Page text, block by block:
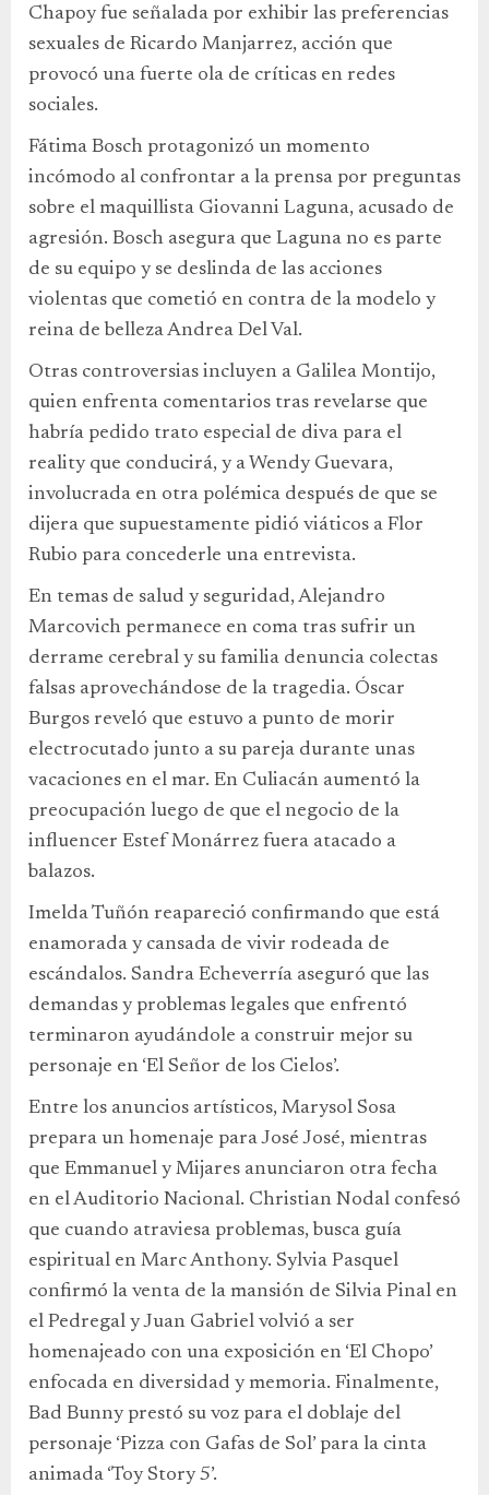
Chapoy fue señalada por exhibir las preferencias
sexuales de Ricardo Manjarrez, acción que
provocó una fuerte ola de críticas en redes
sociales.
Fátima Bosch protagonizó un momento
incómodo al confrontar a la prensa por preguntas
sobre el maquillista Giovanni Laguna, acusado de
agresión. Bosch asegura que Laguna no es parte
de su equipo y se deslinda de las acciones
violentas que cometió en contra de la modelo y
reina de belleza Andrea Del Val.
Otras controversias incluyen a Galilea Montijo,
quien enfrenta comentarios tras revelarse que
habría pedido trato especial de diva para el
reality que conducirá, y a Wendy Guevara,
involucrada en otra polémica después de que se
dijera que supuestamente pidió viáticos a Flor
Rubio para concederle una entrevista.
En temas de salud y seguridad, Alejandro
Marcovich permanece en coma tras sufrir un
derrame cerebral y su familia denuncia colectas
falsas aprovechándose de la tragedia. Óscar
Burgos reveló que estuvo a punto de morir
electrocutado junto a su pareja durante unas
vacaciones en el mar. En Culiacán aumentó la
preocupación luego de que el negocio de la
influencer Estef Monárrez fuera atacado a
balazos.
Imelda Tuñón reapareció confirmando que está
enamorada y cansada de vivir rodeada de
escándalos. Sandra Echeverría aseguró que las
demandas y problemas legales que enfrentó
terminaron ayudándole a construir mejor su
personaje en ‘El Señor de los Cielos’.
Entre los anuncios artísticos, Marysol Sosa
prepara un homenaje para José José, mientras
que Emmanuel y Mijares anunciaron otra fecha
en el Auditorio Nacional. Christian Nodal confesó
que cuando atraviesa problemas, busca guía
espiritual en Marc Anthony. Sylvia Pasquel
confirmó la venta de la mansión de Silvia Pinal en
el Pedregal y Juan Gabriel volvió a ser
homenajeado con una exposición en ‘El Chopo’
enfocada en diversidad y memoria. Finalmente,
Bad Bunny prestó su voz para el doblaje del
personaje ‘Pizza con Gafas de Sol’ para la cinta
animada ‘Toy Story 5’.